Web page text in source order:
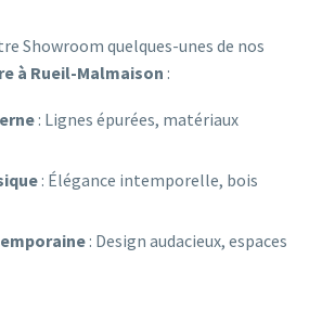
Showroom quelques-unes de nos
à Rueil-Malmaison :
: Lignes épurées, matériaux
: Élégance intemporelle, bois
: Design audacieux, espaces